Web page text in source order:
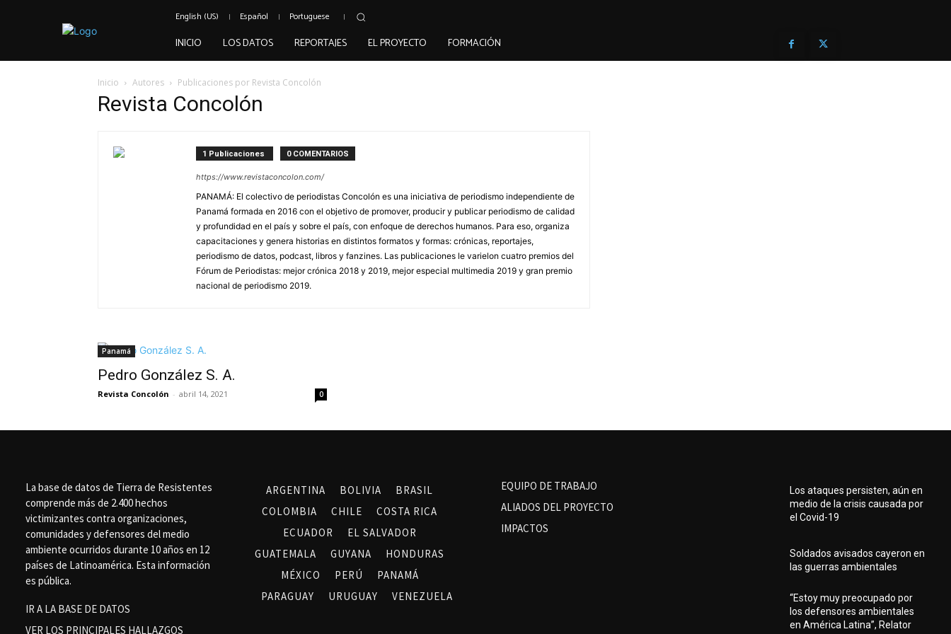
English (US) Español Portuguese
INICIO LOS DATOS REPORTAJES EL PROYECTO FORMACIÓN
Inicio Autores Publicaciones por Revista Concolón
Revista Concolón
1 Publicaciones 0 COMENTARIOS
https://www.revistaconcolon.com/
PANAMÁ: El colectivo de periodistas Concolón es una iniciativa de periodismo independiente de
Panamá formada en 2016 con el objetivo de promover, producir y publicar periodismo de calidad
y profundidad en el país y sobre el país, con enfoque de derechos humanos. Para eso, organiza
capacitaciones y genera historias en distintos formatos y formas: crónicas, reportajes,
periodismo de datos, podcast, libros y fanzines. Las publicaciones le varielon cuatro premios del
Fórum de Periodistas: mejor crónica 2018 y 2019, mejor especial multimedia 2019 y gran premio
nacional de periodismo 2019.
Panamá
Pedro González S. A.
Revista Concolón - abril 14, 2021 0
La base de datos de Tierra de Resistentes
comprende más de 2.400 hechos
victimizantes contra organizaciones,
comunidades y defensores del medio
ambiente ocurridos durante 10 años en 12
países de Latinoamérica. Esta información
es pública.
IR A LA BASE DE DATOS
VER LOS PRINCIPALES HALLAZGOS
ARGENTINA BOLIVIA
BRASIL
COLOMBIA
CHILE
COSTA RICA
ECUADOR
EL SALVADOR
GUATEMALA
GUYANA
HONDURAS
MÉXICO
PERÚ
PANAMÁ
PARAGUAY
URUGUAY VENEZUELA
EQUIPO DE TRABAJO
ALIADOS DEL PROYECTO
IMPACTOS
Los ataques persisten, aún en
medio de la crisis causada por
el Covid-19
Soldados avisados cayeron en
las guerras ambientales
“Estoy muy preocupado por
los defensores ambientales
en América Latina”, Relator